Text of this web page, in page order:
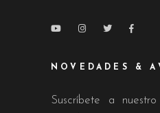
NOVEDADES &
Suscríbete a